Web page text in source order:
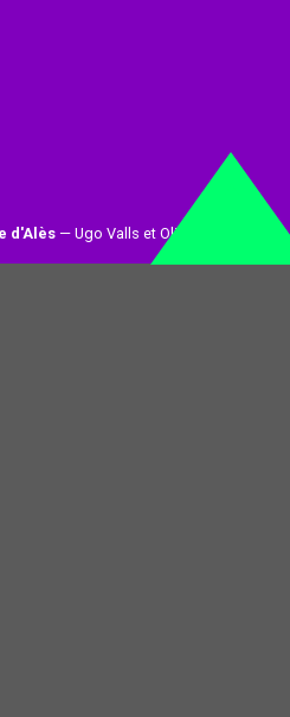
d'Alès— Ugo Valls et Olivier Loynet